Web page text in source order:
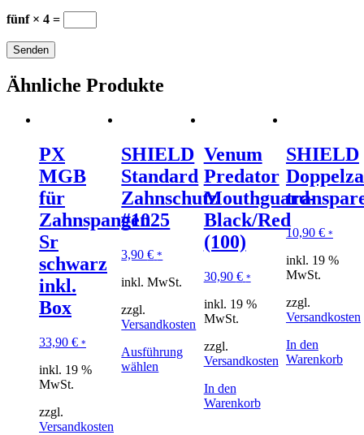
fünf × 4 =
Ähnliche Produkte
PX
MGB
für
Zahnspangen
Sr
schwarz
inkl.
Box
33,90 € *
inkl. 19 %
MwSt.
zzgl.
Versandkosten
SHIELD
Standard
Zahnschutz
#1025
3,90€ *
inkl. MwSt.
zzgl.
Versandkosten
Ausführung
wählen
Venum
Predator
Mouthguard-
Black/Red
(100)
30,90 € *
inkl. 19 %
MwSt.
zzgl.
Versandkosten
In den
Warenkorb
SHIELD
10,90 € *
inkl. 19 %
MwSt.
zzgl.
Versandkosten
In den
Warenkorb